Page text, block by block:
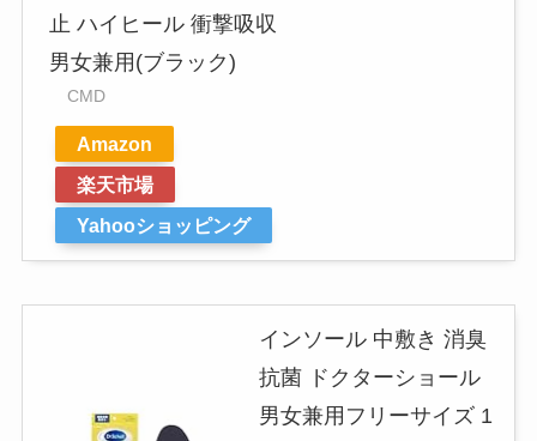
止 ハイヒール 衝撃吸収
男女兼用(ブラック)
CMD
Amazon
楽天市場
Yahooショッピング
インソール 中敷き 消臭
抗菌 ドクターショール
男女兼用フリーサイズ 1